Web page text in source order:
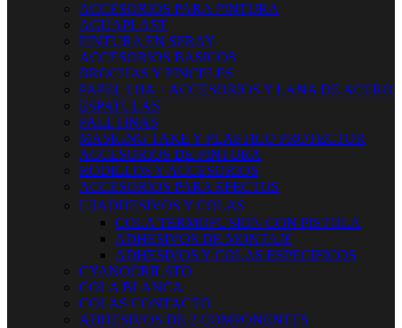
ACCESORIOS PARA PINTURA
AGUAPLAST
PINTURA EN SPRAY
ACCESORIOS BASICOS
BROCHAS Y PINCELES
PAPEL LIJA + ACCESORIOS Y LANA DE ACERO
ESPATULAS
PALETINAS
MASKING TAKE Y PLASTICO PROTECTOR
ACCESORIOS DE PINTURA
RODILLOS Y ACCESORIOS
ACCESORIOS PARA EFECTOS
 ADHESIVOS Y COLAS
COLA TERMOFUSION CON PISTOLA
ADHESIVOS DE MONTAJE
ADHESIVOS Y COLAS ESPECIFICOS
CYANOCRILATO
COLA BLANCA
COLAS CONTACTO
ADHESIVOS DE 2 COMPONENTES